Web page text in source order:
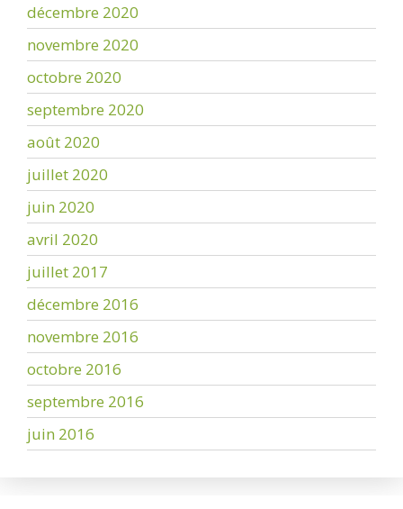
décembre 2020
novembre 2020
octobre 2020
septembre 2020
août 2020
juillet 2020
juin 2020
avril 2020
juillet 2017
décembre 2016
novembre 2016
octobre 2016
septembre 2016
juin 2016